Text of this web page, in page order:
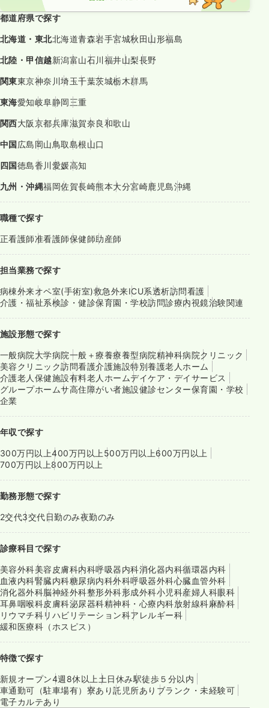
都道府県で探す
北海道・東北北海道青森岩手宮城秋田山形福島
北陸・甲信越新潟富山石川福井山梨長野
関東東京神奈川埼玉千葉茨城栃木群馬
東海愛知岐阜静岡三重
関西大阪京都兵庫滋賀奈良和歌山
中国広島岡山鳥取島根山口
四国徳島香川愛媛高知
九州・沖縄福岡佐賀長崎熊本大分宮崎鹿児島沖縄
職種で探す
正看護師准看護師保健師助産師
担当業務で探す
病棟外来オペ室(手術室)救急外来ICU系透析訪問看護
介護・福祉系検診・健診保育園・学校訪問診療内視鏡治験関連
施設形態で探す
一般病院大学病院一般＋療養療養型病院精神科病院クリニック
美容クリニック訪問看護介護施設特別養護老人ホーム
介護老人保健施設有料老人ホームデイケア・デイサービス
グループホームサ高住障がい者施設健診センター保育園・学校
企業
年収で探す
300万円以上400万円以上 500万円以上600万円以上
700万円以上800万円以上
勤務形態で探す
2交代3交代日勤のみ夜勤のみ
診療科目で探す
美容外科美容皮膚科内科呼吸器内科消化器内科循環器内科
血液内科腎臓内科糖尿病内科外科呼吸器外科心臓血管外科
消化器外科脳神経外科整形外科形成外科小児科産婦人科眼科
耳鼻咽喉科皮膚科泌尿器科精神科・心療内科放射線科麻酔科
リウマチ科リハビリテーション科アレルギー科
緩和医療科（ホスピス）
特徴で探す
新規オープン4週8休以上 土日休み駅徒歩５分以内
車通勤可（駐車場有） 寮あり託児所あり ブランク・未経験可
電子カルテあり